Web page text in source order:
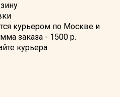
курьером по Москве и
заказа - 1500 р.
курьера.